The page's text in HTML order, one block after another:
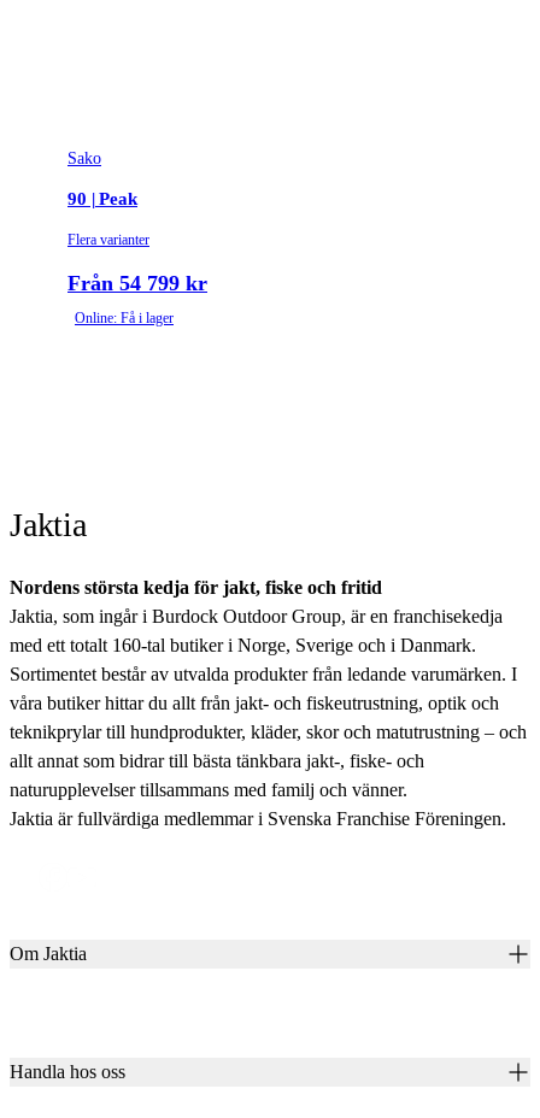
Sako
90 | Peak
Flera varianter
Från 54 799 kr
Online: Få i lager
Jaktia
Nordens största kedja för jakt, fiske och fritid
Jaktia, som ingår i Burdock Outdoor Group, är en franchisekedja
med ett totalt 160-tal butiker i Norge, Sverige och i Danmark.
Sortimentet består av utvalda produkter från ledande varumärken. I
våra butiker hittar du allt från jakt- och fiskeutrustning, optik och
teknikprylar till hundprodukter, kläder, skor och matutrustning – och
allt annat som bidrar till bästa tänkbara jakt-, fiske- och
naturupplevelser tillsammans med familj och vänner.
Jaktia är fullvärdiga medlemmar i Svenska Franchise Föreningen.
Om Jaktia
Karriär
Handla hos oss